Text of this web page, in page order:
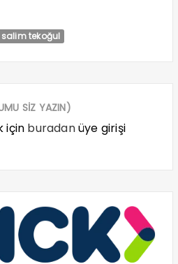
salim tekoğul
SİZ YAZIN)
için buradanüye girişi